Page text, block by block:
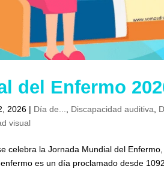
del Enfermo
2026 | Día de..., Discapacidad auditiva,
visual
celebra la Jornada Mundial del
es un día proclamado desde